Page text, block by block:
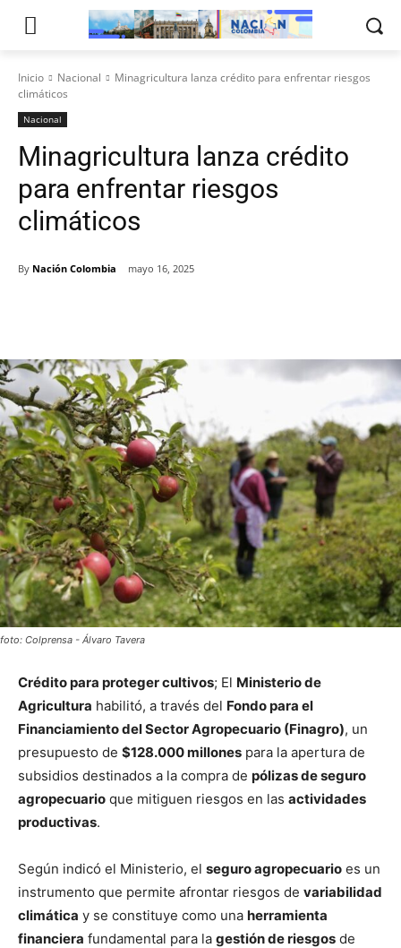
Inicio Nacional
Minagricultura lanza crédito para enfrentar riesgos
climáticos
Nacional
Minagricultura lanza crédito
para enfrentar riesgos
climáticos
By Nación Colombia mayo 16, 2025
foto: Colprensa - Álvaro Tavera
Crédito para proteger cultivos; El Ministerio de
Agricultura habilitó, a través del Fondo para el
Financiamiento del Sector Agropecuario (Finagro), un
presupuesto de $128.000 millones para la apertura de
subsidios destinados a la compra de pólizas de seguro
agropecuario que mitiguen riesgos en las actividades
productivas.
Según indicó el Ministerio, el seguro agropecuario es un
instrumento que permite afrontar riesgos de variabilidad
climática y se constituye como una herramienta
financiera fundamental para la gestión de riesgos de